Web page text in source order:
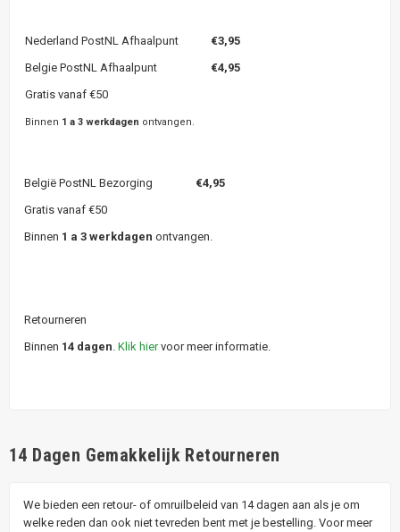
Nederland PostNL Afhaalpunt €3,95
Belgie PostNL Afhaalpunt
€4,95
Gratis vanaf €50
Binnen 1 a 3 werkdagen ontvangen.
België PostNL Bezorging €4,95
Gratis vanaf €50
Binnen 1 a 3 werkdagen ontvangen.
Retourneren
Binnen 14 dagen Klik hiervoor meer informatie.
14 Dagen Gemakkelijk Retourneren
We bieden een retour- of omruilbeleid van 14 dagen aan als je om
welke reden dan ook niet tevreden bent met je bestelling. Voor meer